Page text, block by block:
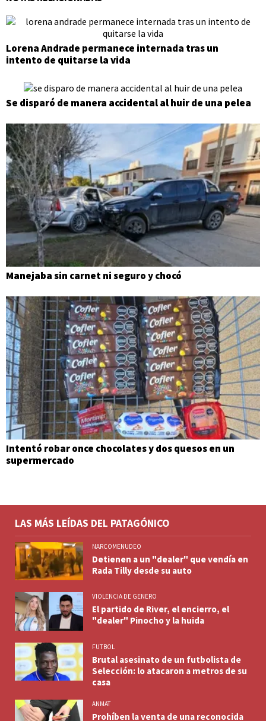
Lorena Andrade permanece internada tras un
intento de quitarse la vida
Se disparó de manera accidental al huir de una pelea
Manejaba sin carnet ni seguro y chocó
Intentó robar once chocolates y dos quesos en un
supermercado
LAS MÁS LEÍDAS DEL PATAGÓNICO
NARCOMENUDEO
Detienen a un "dealer" que vendía en
Rada Tilly desde su auto
VIOLENCIA DE GENERO
El partido de River, el encierro, el
"dealer" Pinocho y la huida
FUTBOL
Brutal asesinato de un futbolista de
Selección: lo atacaron a metros de su
casa
ANMAT
Prohíben la venta de una reconocida